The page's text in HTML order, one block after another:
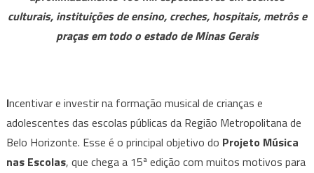
músicos
profissionais
culturais, instituições de ensino, creches, hospitais, metrôs e
praças em todo o estado de Minas Gerais
Incentivar e investir na formação musical de crianças e
adolescentes das escolas públicas da Região Metropolitana de
Belo Horizonte. Esse é o principal objetivo do Projeto Música
nas Escolas, que chega a 15ª edição com muitos motivos para